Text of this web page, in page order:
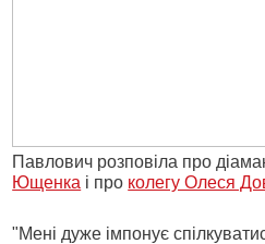
Павлович розповіла про
Ющенка і про колегу Олеся
"Мені дуже імпонує